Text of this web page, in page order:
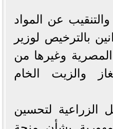
عن المواد
مشروعات قوانين بالترخيص لوزير
المصرية وغيرها من
والزيت الخام
الزراعية لتحسين